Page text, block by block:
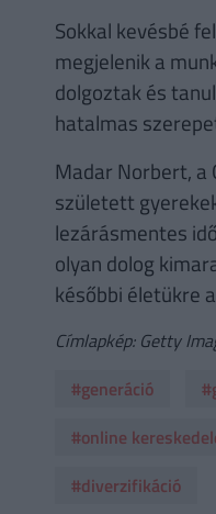
Sokkal kevésbé
megjelenik a
dolgoztak és
hatalmas
Madar Norbert, a
született
lezárásmentes
olyan dolog
későbbi életükre
Címlapkép: Getty
#generáció
#online
#diverzifikáció